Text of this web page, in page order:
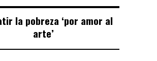
la pobreza ‘por amor al
arte’